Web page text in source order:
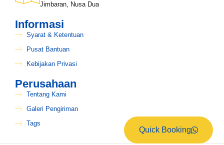
Quick Booking
Jimbaran, Nusa Dua
Informasi
Syarat & Ketentuan
Pusat Bantuan
Kebijakan Privasi
Perusahaan
Tentang Kami
Galeri Pengiriman
Tags